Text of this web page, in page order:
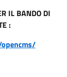
IL BANDO DI
: